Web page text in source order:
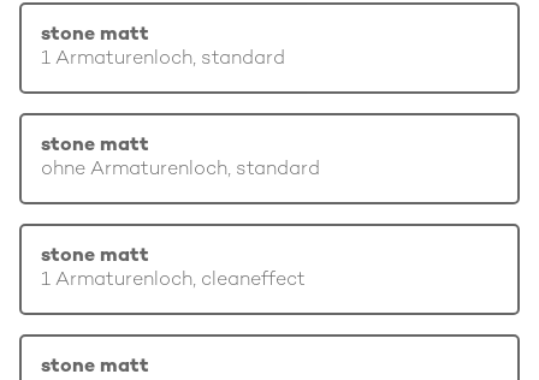
stone matt
1 Armaturenloch, standard
stone matt
ohne Armaturenloch, standard
stone matt
1 Armaturenloch, cleaneffect
stone matt